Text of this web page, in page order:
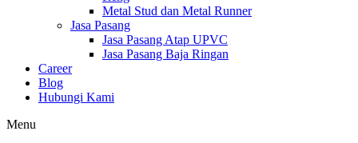
Metal Stud dan Metal Runner
Jasa Pasang
Jasa Pasang Atap UPVC
Jasa Pasang Baja Ringan
Career
Blog
Hubungi Kami
Menu